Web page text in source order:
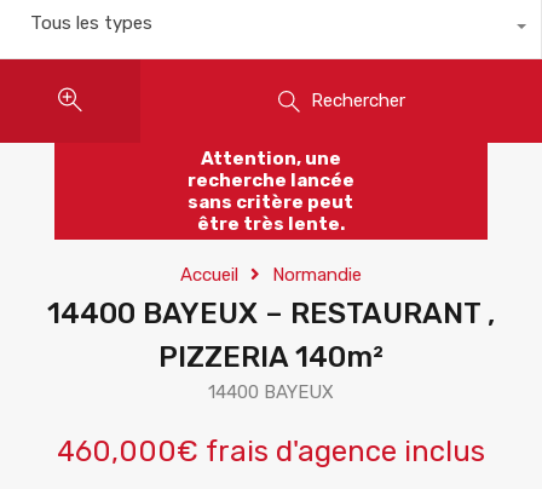
Tous les types
Rechercher
Attention, une
recherche lancée
sans critère peut
être très lente.
Accueil Normandie
14400 BAYEUX – RESTAURANT ,
PIZZERIA 140m²
14400 BAYEUX
460,000€ frais d'agence inclus